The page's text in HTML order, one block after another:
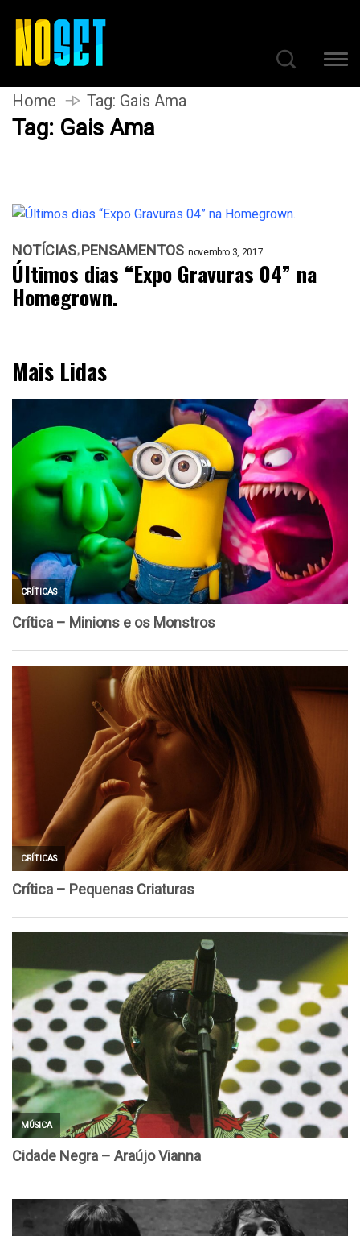
Home Tag: Gais Ama
Tag: Gais Ama
NOTÍCIAS PENSAMENTOS novembro 3, 2017
Últimos dias “Expo Gravuras 04” na
Homegrown.
Mais Lidas